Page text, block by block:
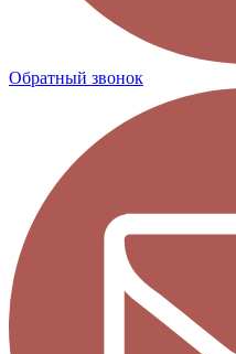
Обратный звонок